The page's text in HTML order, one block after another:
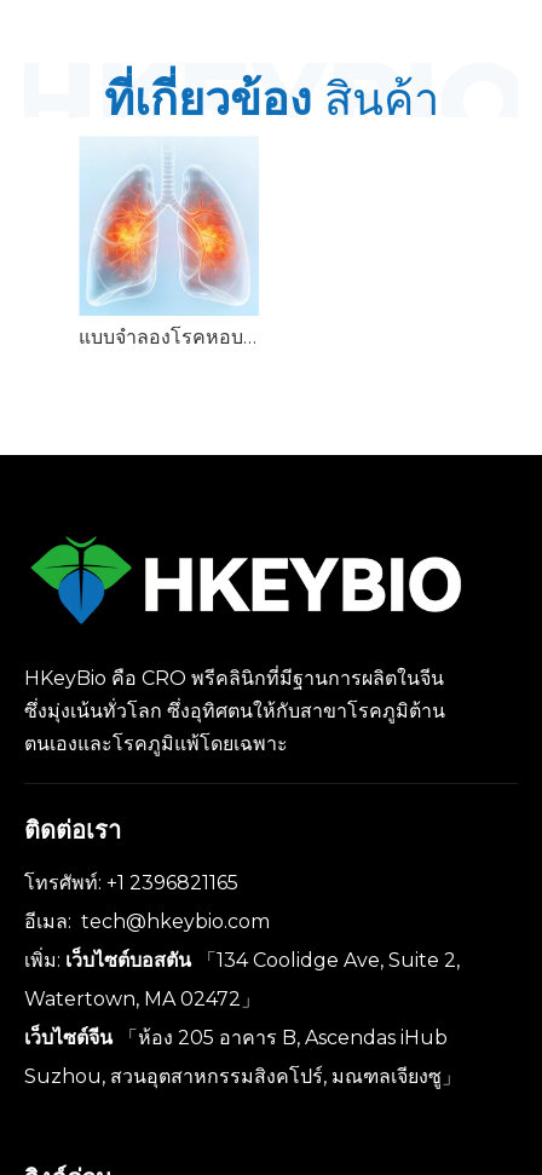
ที่เกี่ยวข้อง สินค้า
แบบจำลองโรคหอบหืด NHP
HKeyBio คือ CRO พรีคลินิกที่มีฐานการผลิตในจีน
ซึ่งมุ่งเน้นทั่วโลก ซึ่งอุทิศตนให้กับสาขาโรคภูมิต้าน
ตนเองและโรคภูมิแพ้โดยเฉพาะ
ติดต่อเรา
โทรศัพท์: +1 2396821165
อีเมล: tech@hkeybio.com
เพิ่ม: เว็บไซต์บอสตัน
「134 Coolidge Ave, Suite 2,
Watertown, MA 02472」
เว็บไซต์จีน
「ห้อง 205 อาคาร B, Ascendas iHub
Suzhou, สวนอุตสาหกรรมสิงคโปร์, มณฑลเจียงซู」